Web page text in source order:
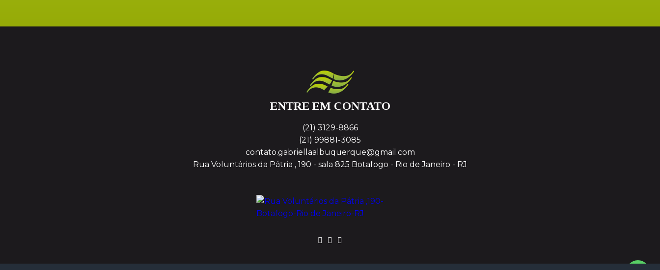
ENTRE EM CONTATO
(21) 3129-8866
(21) 99881-3085
contato.gabriellaalbuquerque@gmail.com
Rua Voluntários da Pátria , 190 - sala 825 Botafogo - Rio de Janeiro - RJ